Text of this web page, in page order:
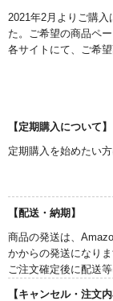
2021年2月よりご購
た。ご希望の商品ペ
各サイトにて、ご希
【定期購入について】
定期購入を始めたい
【配送・納期】
商品の発送は、
かからの発送になりま
ご注文確定後に配送
【キャンセル・注文内